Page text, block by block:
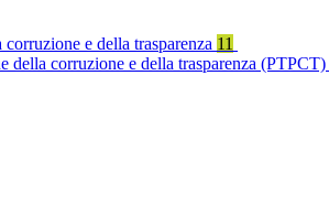
e della trasparenza 11
della corruzione e della trasparenza (PTPCT)